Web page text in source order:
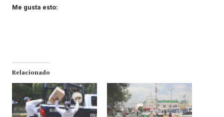
Me gusta esto:
Relacionado